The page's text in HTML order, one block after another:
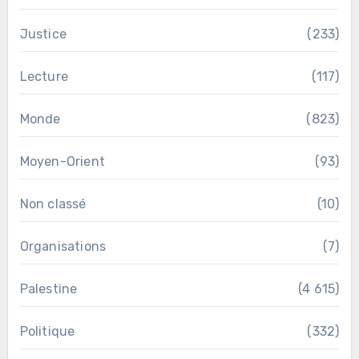
Justice (233)
Lecture (117)
Monde (823)
Moyen-Orient (93)
Non classé (10)
Organisations (7)
Palestine (4 615)
Politique (332)